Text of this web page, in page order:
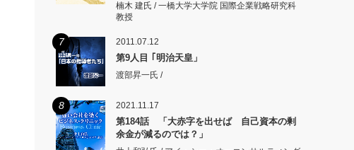
楠木 建氏 / 一橋大学大学院 国際企業戦略研究科
教授
7 2011.07.12
第9人目 ｢明治天皇」
渡部昇一氏 /
8 2021.11.17
第184話 「大赤字を出せば 自己資本の剰
余金が減るのでは？」